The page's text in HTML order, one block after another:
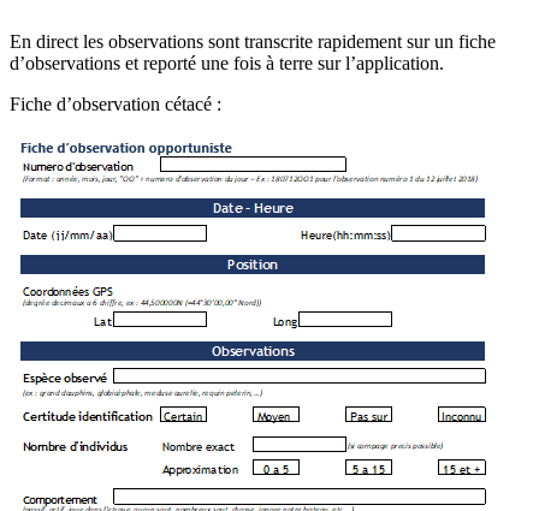
En direct les observations sont transcrite rapidement sur un fiche
d’observations et reporté une fois à terre sur l’application.
Fiche d’observation cétacé :